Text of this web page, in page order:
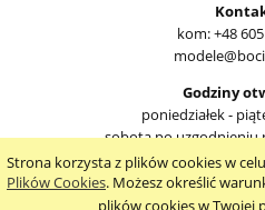
Strona korzysta z plików cookies w
Plików Cookies. Możesz określić
plików cookies w Twojej
kom: +48
Godziny
poniedziałek -
sobota po uzgodnieniu
pokaż pełną